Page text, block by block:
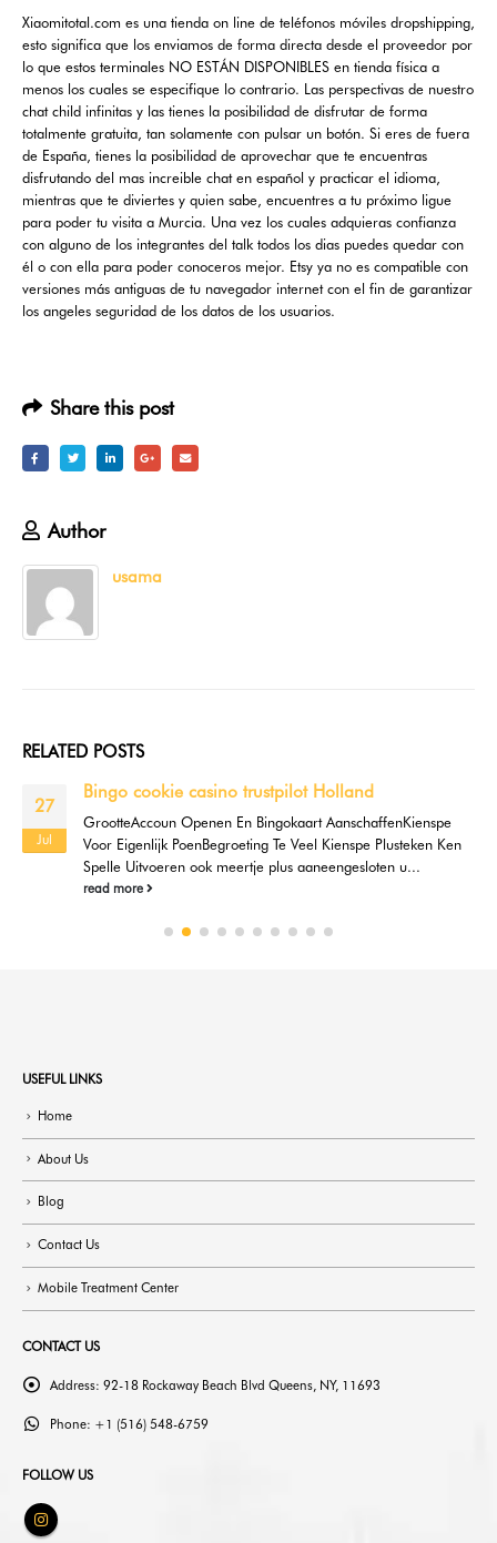
Xiaomitotal.com es una tienda on line de teléfonos móviles dropshipping,
esto significa que los enviamos de forma directa desde el proveedor por
lo que estos terminales NO ESTÁN DISPONIBLES en tienda física a
menos los cuales se especifique lo contrario. Las perspectivas de nuestro
chat child infinitas y las tienes la posibilidad de disfrutar de forma
totalmente gratuita, tan solamente con pulsar un botón. Si eres de fuera
de España, tienes la posibilidad de aprovechar que te encuentras
disfrutando del mas increible chat en español y practicar el idioma,
mientras que te diviertes y quien sabe, encuentres a tu próximo ligue
para poder tu visita a Murcia. Una vez los cuales adquieras confianza
con alguno de los integrantes del talk todos los dias puedes quedar con
él o con ella para poder conoceros mejor. Etsy ya no es compatible con
versiones más antiguas de tu navegador internet con el fin de garantizar
los angeles seguridad de los datos de los usuarios.
Share this post
Author
usama
RELATED POSTS
01
Jul
HitNSpin Casino im Test: Boni, Spiele &
Auszahlungen
Dieser Test betrachtet vor allem die praktische Nutzung:
Spieleangebot, Boni-Regeln, Auszahlungen und die typischen
Einschränkungen, die für Spieler im...
Home
About Us
Blog
Contact Us
Mobile Treatment Center